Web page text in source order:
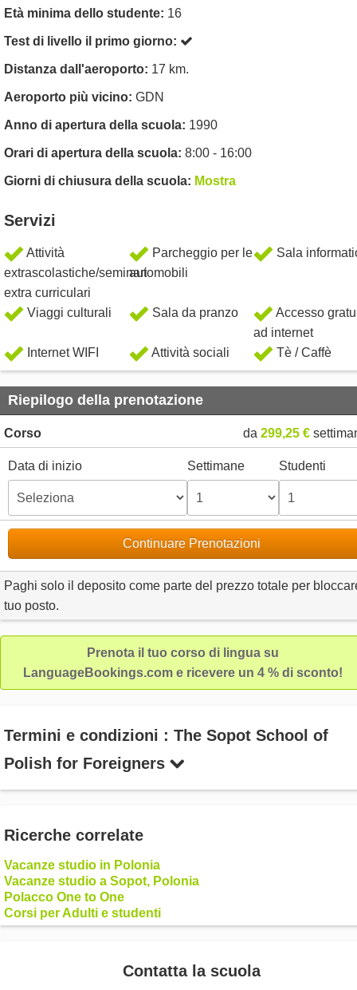
Età minima dello studente: 16
Test di livello il primo giorno:
Distanza dall'aeroporto: 17 km.
Aeroporto più vicino: GDN
Anno di apertura della scuola: 1990
Orari di apertura della scuola: 8:00 - 16:00
Giorni di chiusura della scuola: Mostra
Servizi
Attività
extrascolastiche/seminari
extra curriculari
Parcheggio per le
automobili
Sala
Viaggi culturali Sala da pranzo
Accesso
ad internet
Internet WIFI
Attività sociali Tè / Caffè
Riepilogo della prenotazione
Corso da 299,25 €
Data di inizio Settimane Studenti
Continuare Prenotazioni
Paghi solo il deposito come parte del prezzo totale per
tuo posto.
Prenota il tuo corso di lingua su
LanguageBookings.com e ricevere un 4 % di sconto!
Termini e condizioni : The Sopot School of
Polish for Foreigners
Ricerche correlate
Vacanze studio in Polonia
Vacanze studio a Sopot, Polonia
Polacco One to One
Corsi per Adulti e studenti
Contatta la scuola